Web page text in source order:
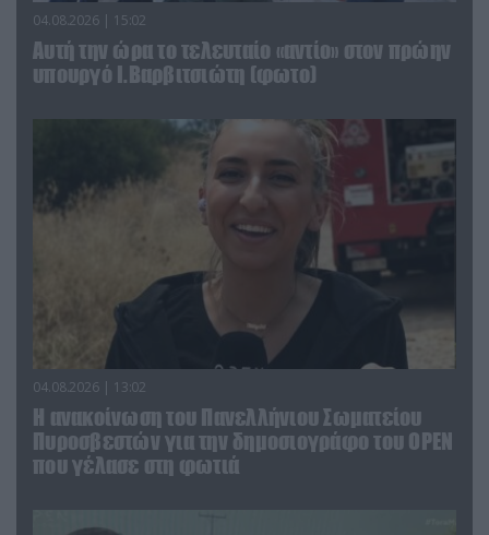
04.08.2026 | 15:02
Αυτή την ώρα το τελευταίο «αντίο» στον πρώην
υπουργό Ι.Βαρβιτσιώτη (φωτο)
04.08.2026 | 13:02
Η ανακοίνωση του Πανελλήνιου Σωματείου
Πυροσβεστών για την δημοσιογράφο του OPEN
που γέλασε στη φωτιά